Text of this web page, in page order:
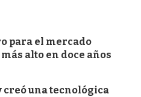
para el mercado
alto en doce años
creó una tecnológica